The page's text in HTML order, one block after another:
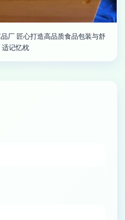
厂 匠心打造高品质食品包装与舒
适记忆枕